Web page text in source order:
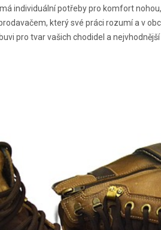
individuální potřeby pro komfort
který své práci rozumí a v
pro tvar vašich chodidel a